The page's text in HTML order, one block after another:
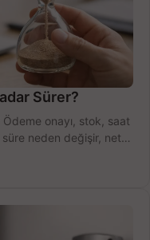
Sürer?
onayı, stok, saat
süre neden değişir, net